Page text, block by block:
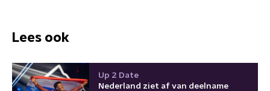
Lees ook
Up 2 Date
Nederland ziet af van deelname